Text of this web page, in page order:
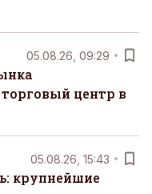
05.08.26, 09:29
центр в
05.08.26, 15:43
крупнейшие